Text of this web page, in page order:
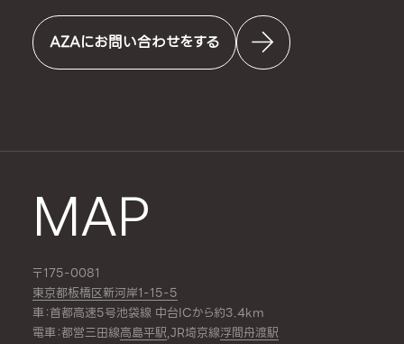
AZAにお問い合わせをする
MAP
〒175-0081
東京都板橋区新河岸1-15-5
車：首都高速5号池袋線 中台ICから約3.4km
電車：都営三田線高島平駅,JR埼京線浮間舟渡駅